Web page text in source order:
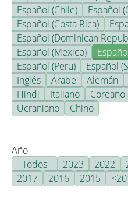
Español (Chile)
Español
Español (Costa Rica)
Español (Dominican
Español (Mexico)
Español (Peru)
Español
Inglés
Árabe Alemán
Hindi
Italiano Coreano
Ucraniano
Chino
Año
- Todos -
2023 2022
2017
2016 2015